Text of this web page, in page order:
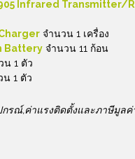
Infrared Transmitter/
จำนวน 1 เครื่อง
Battery จำนวน 11 ก้อน
น 1 ตัว
น 1 ตัว
กรณ์,ค่าแรงติดตั้งและภาษีมูลค่